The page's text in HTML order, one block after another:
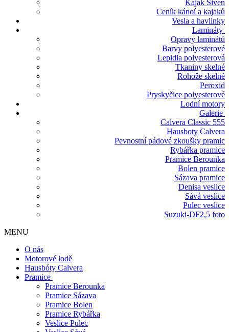
Kajak Siven
Ceník kánoí a kajaků
Vesla a havlinky
Lamináty
Opravy laminátů
Barvy polyesterové
Lepidla polyesterová
Tkaniny skelné
Rohože skelné
Peroxid
Pryskyčice polyesterové
Lodní motory
Galerie
Calvera Classic 555
Hausboty Calvera
Pevnostní pádové zkoušky pramic
Rybářka pramice
Pramice Berounka
Bolen pramice
Sázava pramice
Denisa veslice
Sává veslice
Pulec veslice
Suzuki-DF2,5 foto
MENU
O nás
Motorové lodě
Hausbóty Calvera
Pramice
Pramice Berounka
Pramice Sázava
Pramice Bolen
Pramice Rybářka
Veslice Pulec